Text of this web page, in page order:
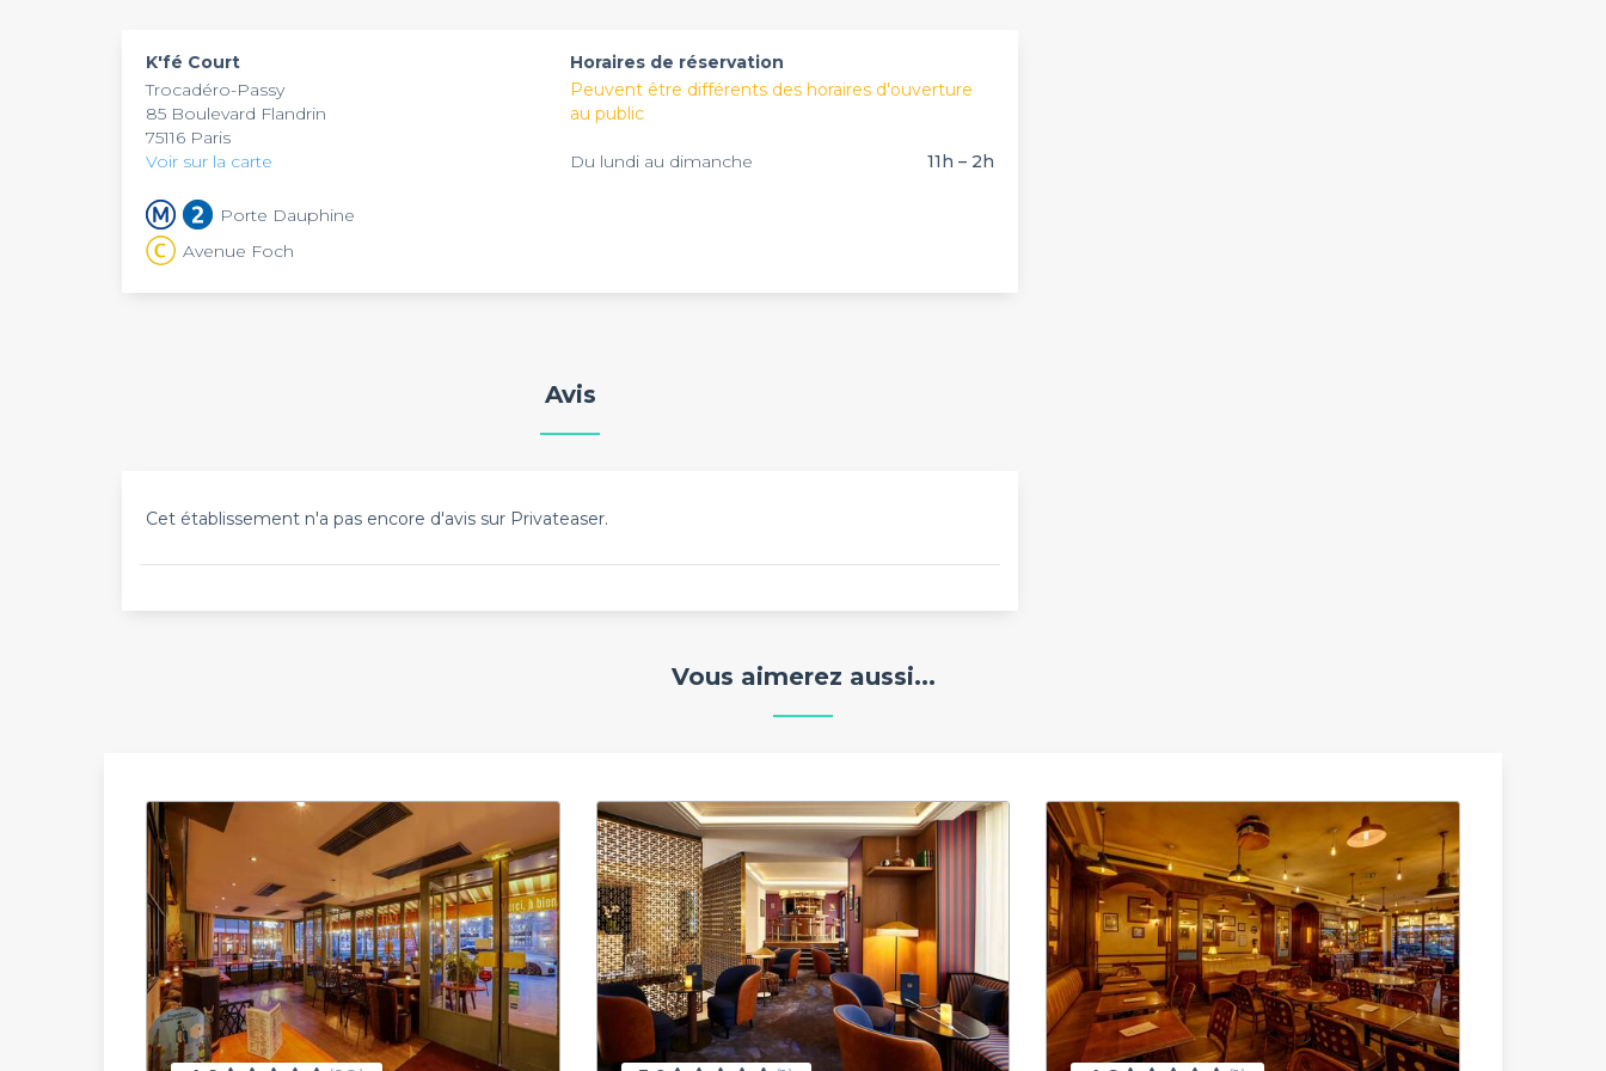
K'fé Court
Trocadéro-Passy
85 Boulevard Flandrin
75116 Paris
Voir sur la carte
Porte Dauphine
Avenue Foch
Horaires de réservation
Peuvent être différents des horaires d'ouverture
au public
Du lundi au dimanche 11h – 2h
Avis
Cet établissement n'a pas encore d'avis sur Privateaser.
Vous aimerez aussi...